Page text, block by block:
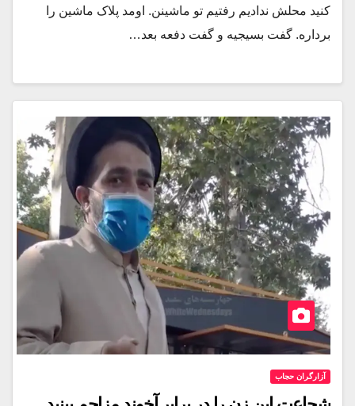
کنید محلش ندادیم‌ رفتیم تو ماشینن. اومد پلاک ماشین را
برداره. گفت بسیجیه و گفت دفعه بعد…
آزارگران حجاب